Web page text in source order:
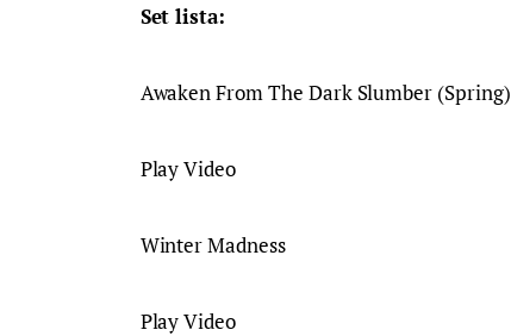
Set lista:
Awaken From The Dark Slumber (Spring)
Play Video
Winter Madness
Play Video